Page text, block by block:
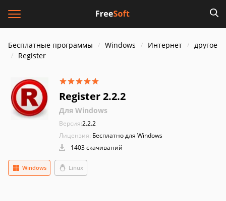
Бесплатные программы Windows Интернет
другое
Register
Register 2.2.2
Для Windows
Версия:2.2.2
Лицензия: Бесплатно для Windows
1403 скачиваний
Windows Linux